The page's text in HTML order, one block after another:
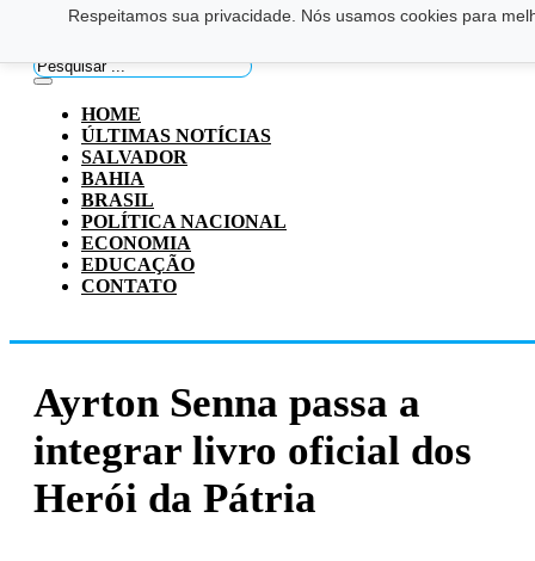
Respeitamos sua privacidade. Nós usamos cookies para
Saltar para o conteúdo principal Ir para o footer
Pesquisar
...
HOME
ÚLTIMAS NOTÍCIAS
SALVADOR
BAHIA
BRASIL
POLÍTICA NACIONAL
ECONOMIA
EDUCAÇÃO
CONTATO
Ayrton Senna passa a
integrar livro oficial dos
Herói da Pátria